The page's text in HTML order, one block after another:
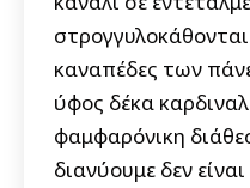
καναπέδες των
ύφος δέκα
φαμφαρόνικη
διανύουμε δεν